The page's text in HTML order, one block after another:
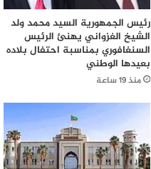
رئيس الجمهورية السيد محمد ولد
الشيخ الغزواني يهنئ الرئيس
السنغافوري بمناسبة احتفال بلاده
بعيدها الوطني
منذ 19 ساعة